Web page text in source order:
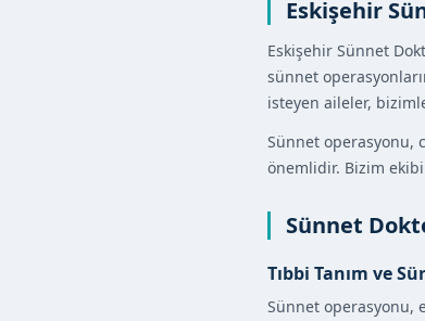
Eskişehir
Eskişehir Sünnet
sünnet
isteyen aileler,
Sünnet operasyonu,
önemlidir. Bizim
Sünnet
Tıbbi Tanım ve
Sünnet operasyonu,